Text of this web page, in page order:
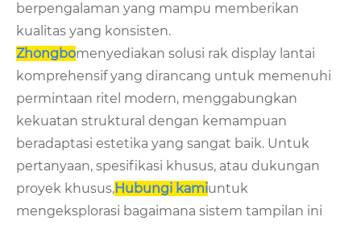
berpengalaman yang mampu memberikan
kualitas yang konsisten.
Zhongbomenyediakan solusi rak display lantai
komprehensif yang dirancang untuk memenuhi
permintaan ritel modern, menggabungkan
kekuatan struktural dengan kemampuan
beradaptasi estetika yang sangat baik. Untuk
pertanyaan, spesifikasi khusus, atau dukungan
proyek khusus,Hubungi kamiuntuk
mengeksplorasi bagaimana sistem tampilan ini